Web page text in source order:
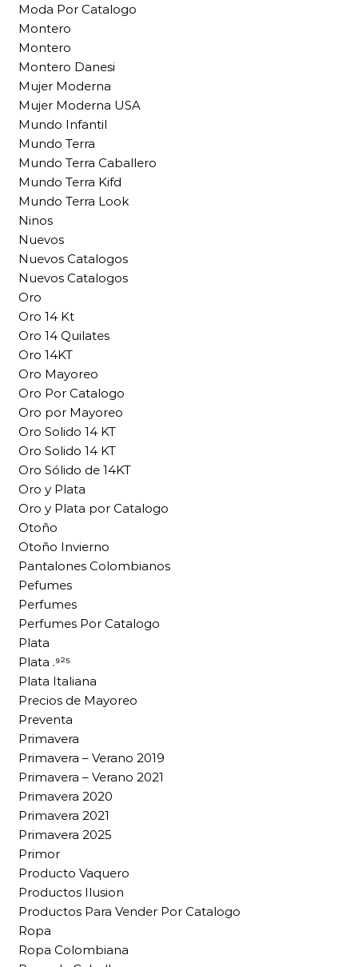
Moda Por Catalogo
Montero
Montero
Montero Danesi
Mujer Moderna
Mujer Moderna USA
Mundo Infantil
Mundo Terra
Mundo Terra Caballero
Mundo Terra Kifd
Mundo Terra Look
Ninos
Nuevos
Nuevos Catalogos
Nuevos Catalogos
Oro
Oro 14 Kt
Oro 14 Quilates
Oro 14KT
Oro Mayoreo
Oro Por Catalogo
Oro por Mayoreo
Oro Solido 14 KT
Oro Solido 14 KT
Oro Sólido de 14KT
Oro y Plata
Oro y Plata por Catalogo
Otoño
Otoño Invierno
Pantalones Colombianos
Pefumes
Perfumes
Perfumes Por Catalogo
Plata
Plata .⁹²⁵
Plata Italiana
Precios de Mayoreo
Preventa
Primavera
Primavera – Verano 2019
Primavera – Verano 2021
Primavera 2020
Primavera 2021
Primavera 2025
Primor
Producto Vaquero
Productos Ilusion
Productos Para Vender Por Catalogo
Ropa
Ropa Colombiana